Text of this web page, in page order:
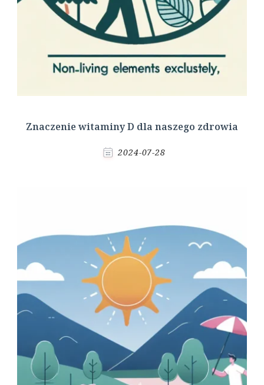
Znaczenie witaminy D dla naszego zdrowia
2024-07-28